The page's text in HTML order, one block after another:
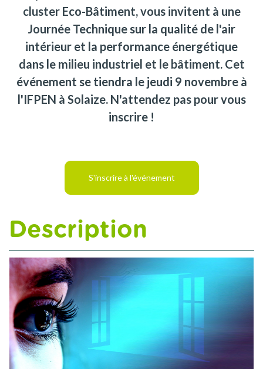
cluster Eco-Bâtiment, vous invitent à une
Journée Technique sur la qualité de l'air
intérieur et la performance énergétique
dans le milieu industriel et le bâtiment. Cet
événement se tiendra le jeudi 9 novembre à
l'IFPEN à Solaize. N'attendez pas pour vous
inscrire !
S'inscrire à l'événement
Description